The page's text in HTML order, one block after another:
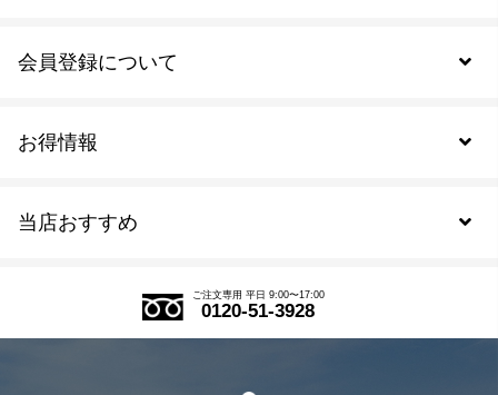
当店おすすめ
式部の香りシリーズ
お得情報
会員登録について
会員規約について
ご注文専用 平日 9:00〜17:00
0120-51-3928